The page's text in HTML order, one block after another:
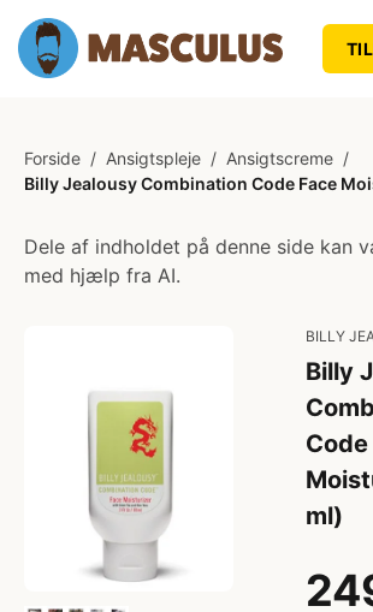
Forside / Ansigtspleje / Ansigtscreme /
Billy Jealousy Combination Code Face
Dele af indholdet på denne side kan
med hjælp fra AI.
BILLY
Billy
ml)